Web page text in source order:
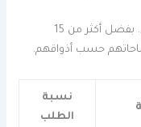
توفر الشركة أيضًا خدمات تركيب ورق الجدران. بفضل أكثر من 15
حسب أذواقهم.
نسبة
الطلب